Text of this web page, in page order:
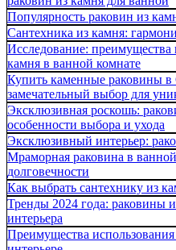
Популярность раковин из
Сантехника из камня:
Исследование: преимущества
камня в ванной комнате
Купить каменные раковины в
замечательный выбор для
Эксклюзивная роскошь:
особенности выбора и ухода
Эксклюзивный интерьер:
Мраморная раковина в
долговечности
Как выбрать сантехнику из
Тренды 2024 года: раковины
интерьера
Преимущества